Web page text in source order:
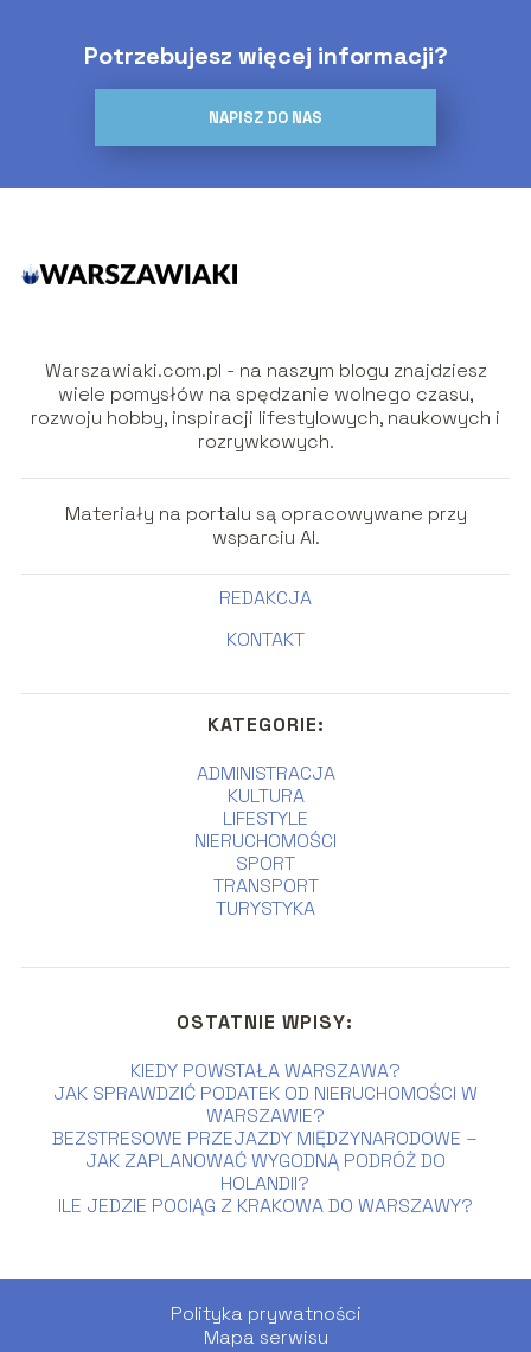
Potrzebujesz więcej informacji?
NAPISZ DO NAS
Warszawiaki.com.pl - na naszym blogu znajdziesz
wiele pomysłów na spędzanie wolnego czasu,
rozwoju hobby, inspiracji lifestylowych, naukowych i
rozrywkowych.
Materiały na portalu są opracowywane przy
wsparciu AI.
REDAKCJA
KONTAKT
KATEGORIE:
ADMINISTRACJA
KULTURA
LIFESTYLE
NIERUCHOMOŚCI
SPORT
TRANSPORT
TURYSTYKA
OSTATNIE WPISY:
KIEDY POWSTAŁA WARSZAWA?
JAK SPRAWDZIĆ PODATEK OD NIERUCHOMOŚCI W
WARSZAWIE?
BEZSTRESOWE PRZEJAZDY MIĘDZYNARODOWE –
JAK ZAPLANOWAĆ WYGODNĄ PODRÓŻ DO
HOLANDII?
ILE JEDZIE POCIĄG Z KRAKOWA DO WARSZAWY?
Polityka prywatności
Mapa serwisu